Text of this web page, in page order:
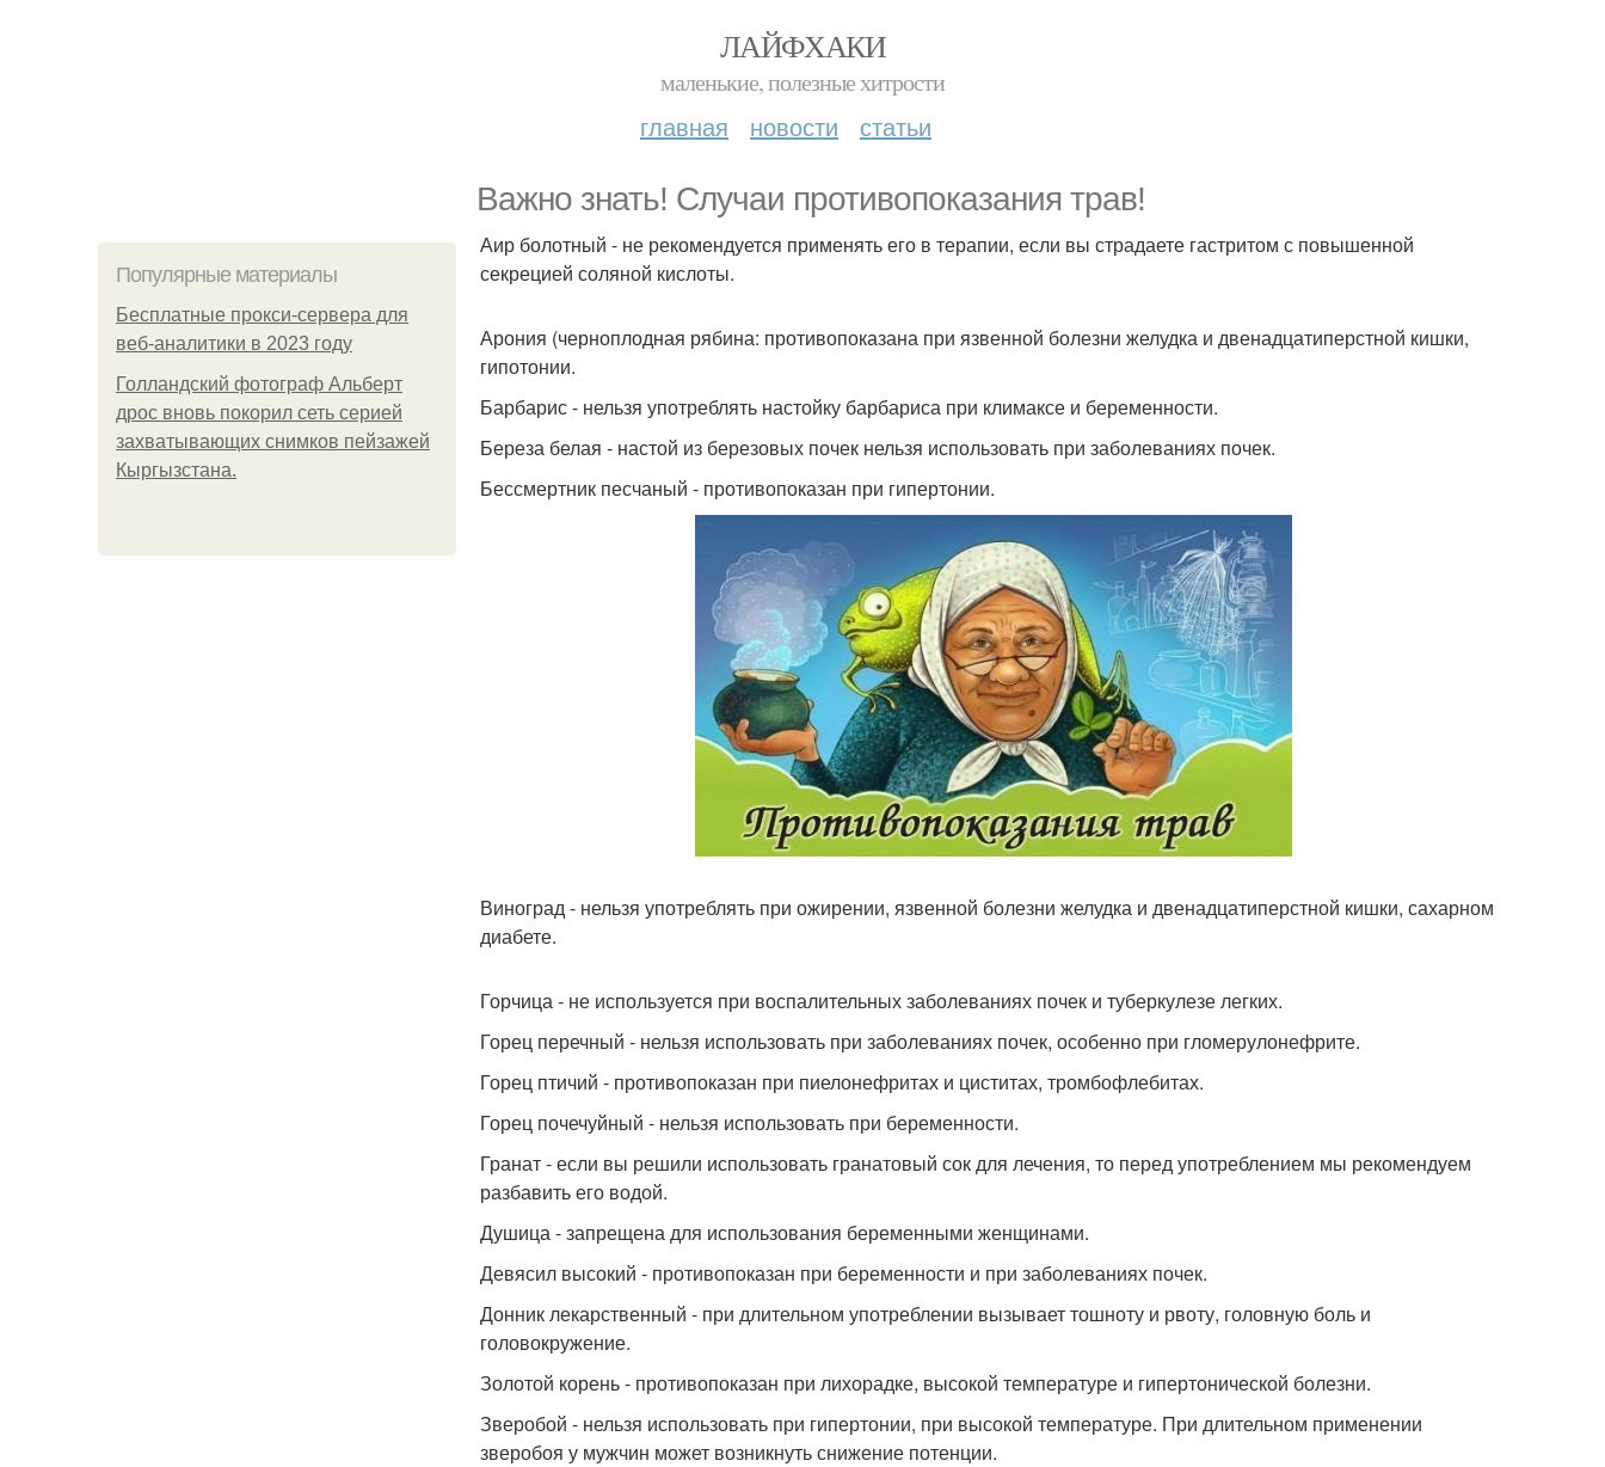
ЛАЙФХАКИ
маленькие, полезные хитрости
главная новости статьи
Важно знать! Случаи противопоказания трав!
Популярные материалы
Бесплатные прокси-сервера для
веб-аналитики в 2023 году
Голландский фотограф Альберт
дрос вновь покорил сеть серией
захватывающих снимков пейзажей
Кыргызстана.
Аир болотный - не рекомендуется применять его в терапии, если вы страдаете гастритом с повышенной
секрецией соляной кислоты.
Арония (черноплодная рябина: противопоказана при язвенной болезни желудка и двенадцатиперстной кишки,
гипотонии.
Барбарис - нельзя употреблять настойку барбариса при климаксе и беременности.
Береза белая - настой из березовых почек нельзя использовать при заболеваниях почек.
Бессмертник песчаный - противопоказан при гипертонии.
Виноград - нельзя употреблять при ожирении, язвенной болезни желудка и двенадцатиперстной кишки, сахарном
диабете.
Горчица - не используется при воспалительных заболеваниях почек и туберкулезе легких.
Горец перечный - нельзя использовать при заболеваниях почек, особенно при гломерулонефрите.
Горец птичий - противопоказан при пиелонефритах и циститах, тромбофлебитах.
Горец почечуйный - нельзя использовать при беременности.
Гранат - если вы решили использовать гранатовый сок для лечения, то перед употреблением мы рекомендуем
разбавить его водой.
Душица - запрещена для использования беременными женщинами.
Девясил высокий - противопоказан при беременности и при заболеваниях почек.
Донник лекарственный - при длительном употреблении вызывает тошноту и рвоту, головную боль и
головокружение.
Золотой корень - противопоказан при лихорадке, высокой температуре и гипертонической болезни.
Зверобой - нельзя использовать при гипертонии, при высокой температуре. При длительном применении
зверобоя у мужчин может возникнуть снижение потенции.